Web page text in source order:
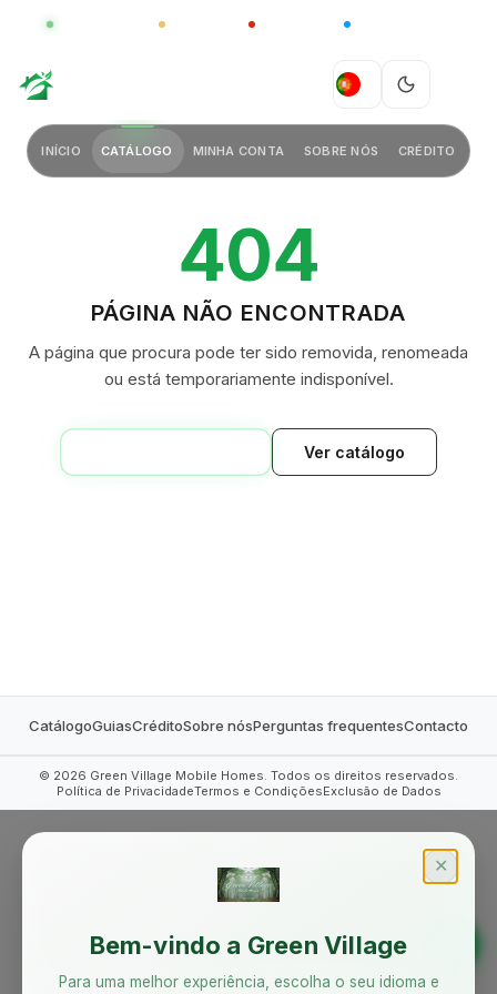
GLOBAL CHINA
PT
INÍCIO CATÁLOGO MINHA CONTA SOBRE NÓS CRÉDITO
404
PÁGINA NÃO ENCONTRADA
A página que procura pode ter sido removida, renomeada
ou está temporariamente indisponível.
Ver catálogo
CatálogoGuiasCréditoSobre nósPerguntas frequentesContacto
© 2026 Green Village Mobile Homes. Todos os direitos reservados.
Política de PrivacidadeTermos e CondiçõesExclusão de Dados
✕
Bem-vindo a Green Village
Para uma melhor experiência, escolha o seu idioma e